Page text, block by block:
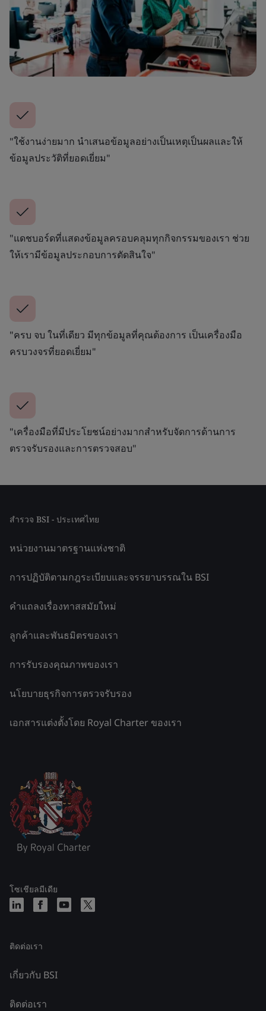
"ใช้งานง่ายมาก นำเสนอข้อมูลอย่างเป็นเหตุเป็นผลและให้
ข้อมูลประวัติที่ยอดเยี่ยม"
"แดชบอร์ดที่แสดงข้อมูลครอบคลุมทุกกิจกรรมของเรา ช่วย
ให้เรามีข้อมูลประกอบการตัดสินใจ"
"ครบ จบ ในที่เดียว มีทุกข้อมูลที่คุณต้องการ เป็นเครื่องมือ
ครบวงจรที่ยอดเยี่ยม"
"เครื่องมือที่มีประโยชน์อย่างมากสำหรับจัดการด้านการ
ตรวจรับรองและการตรวจสอบ"
สำรวจ BSI - ประเทศไทย
หน่วยงานมาตรฐานแห่งชาติ
การปฏิบัติตามกฎระเบียบและจรรยาบรรณใน BSI
คำแถลงเรื่องทาสสมัยใหม่
ลูกค้าและพันธมิตรของเรา
การรับรองคุณภาพของเรา
นโยบายธุรกิจการตรวจรับรอง
เอกสารแต่งตั้งโดย Royal Charter ของเรา
โซเชียลมีเดีย
ติดต่อเรา
เกี่ยวกับ BSI
ติดต่อเรา